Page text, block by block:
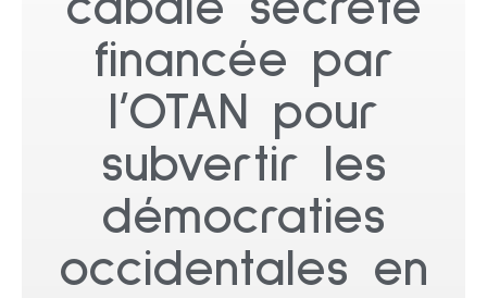
financée par
l’OTAN pour
subvertir les
démocraties
occidentales en